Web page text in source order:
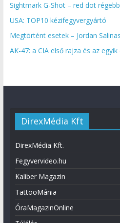
Sightmark G-Shot – red dot
USA: TOP10 kézifegyvergyártó
Megtörtént esetek – Jordan
AK-47: a CIA első rajza és az
DirexMédia Kft
DirexMédia Kft.
Fegyvervideo.hu
Kaliber Magazin
TattooMánia
ÓraMagazinOnline